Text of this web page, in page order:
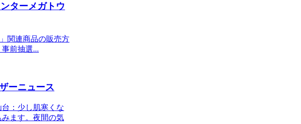
ターメガトウ
関連商品の販売方
前抽選...
ーニュース
：少し肌寒くな
ます。夜間の気